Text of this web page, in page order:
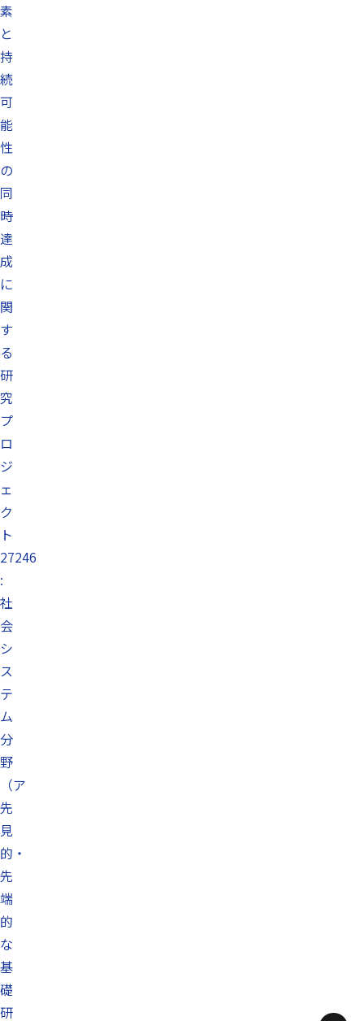
素
と
持
続
可
能
性
の
同
時
達
成
に
関
す
る
研
究
プ
ロ
ジ
ェ
ク
ト
27246
:
社
会
シ
ス
テ
ム
分
野
（ア
先
見
的・
先
端
的
な
基
礎
研